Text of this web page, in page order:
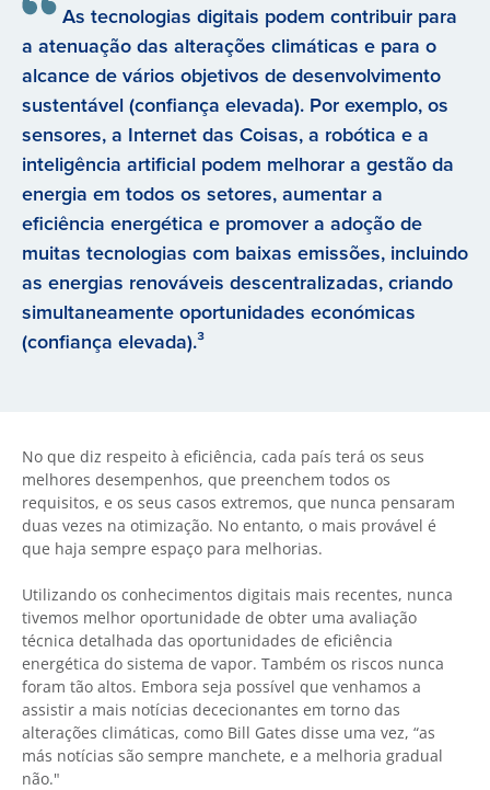
As tecnologias digitais podem contribuir para
a atenuação das alterações climáticas e para o
alcance de vários objetivos de desenvolvimento
sustentável (confiança elevada). Por exemplo, os
sensores, a Internet das Coisas, a robótica e a
inteligência artificial podem melhorar a gestão da
energia em todos os setores, aumentar a
eficiência energética e promover a adoção de
muitas tecnologias com baixas emissões, incluindo
as energias renováveis descentralizadas, criando
simultaneamente oportunidades económicas
(confiança elevada).³
No que diz respeito à eficiência, cada país terá os seus
melhores desempenhos, que preenchem todos os
requisitos, e os seus casos extremos, que nunca pensaram
duas vezes na otimização. No entanto, o mais provável é
que haja sempre espaço para melhorias.
Utilizando os conhecimentos digitais mais recentes, nunca
tivemos melhor oportunidade de obter uma avaliação
técnica detalhada das oportunidades de eficiência
energética do sistema de vapor. Também os riscos nunca
foram tão altos. Embora seja possível que venhamos a
assistir a mais notícias dececionantes em torno das
alterações climáticas, como Bill Gates disse uma vez, “as
más notícias são sempre manchete, e a melhoria gradual
não."